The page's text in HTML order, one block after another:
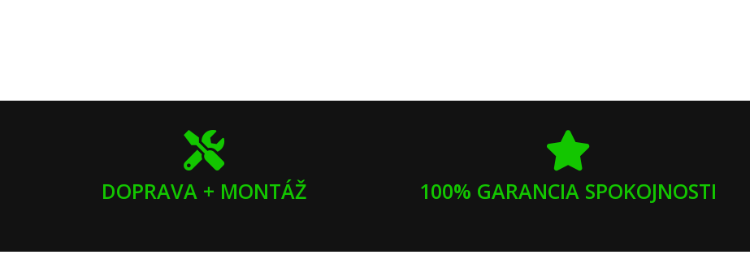
DOPRAVA + MONTÁŽ 100% GARANCIA SPOKOJNOSTI